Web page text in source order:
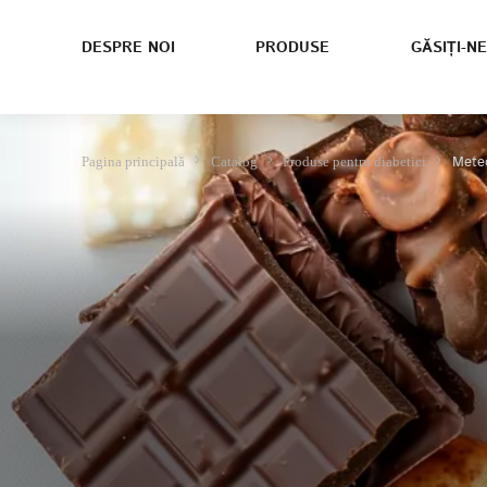
DESPRE NOI PRODUSE GĂSIȚI-NE
Pagina principală Catalog Produse pentru diabetici